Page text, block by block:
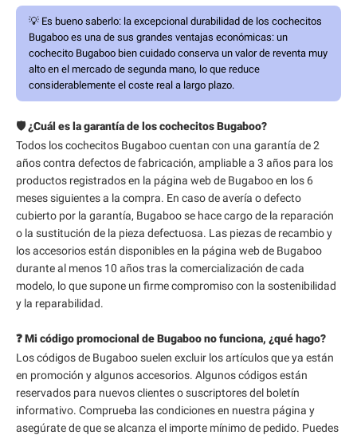
💡 Es bueno saberlo: la excepcional durabilidad de los cochecitos
Bugaboo es una de sus grandes ventajas económicas: un
cochecito Bugaboo bien cuidado conserva un valor de reventa muy
alto en el mercado de segunda mano, lo que reduce
considerablemente el coste real a largo plazo.
🛡️ ¿Cuál es la garantía de los cochecitos Bugaboo?
Todos los cochecitos Bugaboo cuentan con una garantía de 2
años contra defectos de fabricación, ampliable a 3 años para los
productos registrados en la página web de Bugaboo en los 6
meses siguientes a la compra. En caso de avería o defecto
cubierto por la garantía, Bugaboo se hace cargo de la reparación
o la sustitución de la pieza defectuosa. Las piezas de recambio y
los accesorios están disponibles en la página web de Bugaboo
durante al menos 10 años tras la comercialización de cada
modelo, lo que supone un firme compromiso con la sostenibilidad
y la reparabilidad.
❓ Mi código promocional de Bugaboo no funciona, ¿qué hago?
Los códigos de Bugaboo suelen excluir los artículos que ya están
en promoción y algunos accesorios. Algunos códigos están
reservados para nuevos clientes o suscriptores del boletín
informativo. Comprueba las condiciones en nuestra página y
asegúrate de que se alcanza el importe mínimo de pedido. Puedes